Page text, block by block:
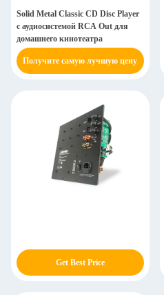
Solid Metal Classic CD Disc Player
с аудиосистемой RCA Out для
домашнего кинотеатра
Получите самую лучшую цену
Get Best Price